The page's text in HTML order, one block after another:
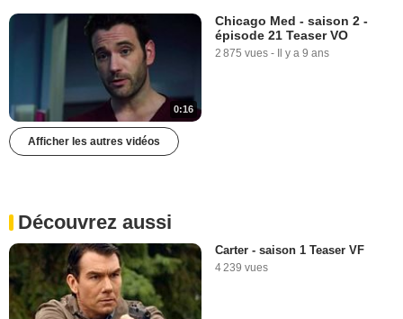
0:16
Chicago Med - saison 2 -
épisode 21 Teaser VO
2 875 vues - Il y a 9 ans
Afficher les autres vidéos
Découvrez aussi
Carter - saison 1 Teaser VF
4 239 vues